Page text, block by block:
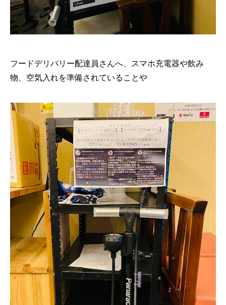
フードデリバリー配達員さんへ、スマホ充電器や飲み
物、空気入れを準備されていることや